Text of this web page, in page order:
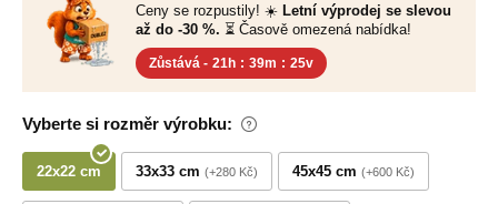
Ceny se rozpustily! ☀️ Letní výprodej se slevou
až do -30 %. ⏳ Časově omezená nabídka!
Zůstává - 21h : 39m : 25v
Vyberte si rozměr výrobku:
22x22 cm 33x33 cm +280 Kč 45x45 cm +600 Kč